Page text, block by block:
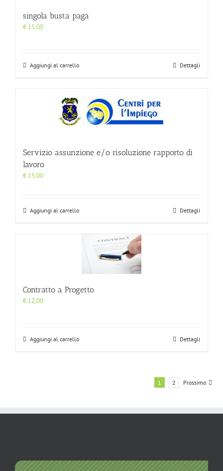
singola busta paga
€ 15,00
Aggiungi al carrello Dettagli
Servizio assunzione e/o risoluzione rapporto di
lavoro
€ 15,00
Aggiungi al carrello Dettagli
Contratto a Progetto
€ 12,00
Aggiungi al carrello Dettagli
1 2 Prossimo